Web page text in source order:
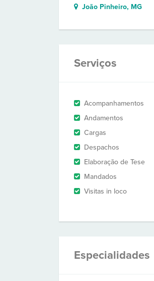
João Pinheiro, MG
Serviços
Acompanhamentos
Andamentos
Cargas
Despachos
Elaboração de Tese
Mandados
Visitas in loco
Especialidades